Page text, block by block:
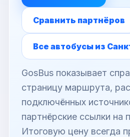
Сравнить партнёров
Все автобусы из
GosBus показывает
страницу маршрута,
подключённых
партнёрские ссылки на
Итоговую цену всегда